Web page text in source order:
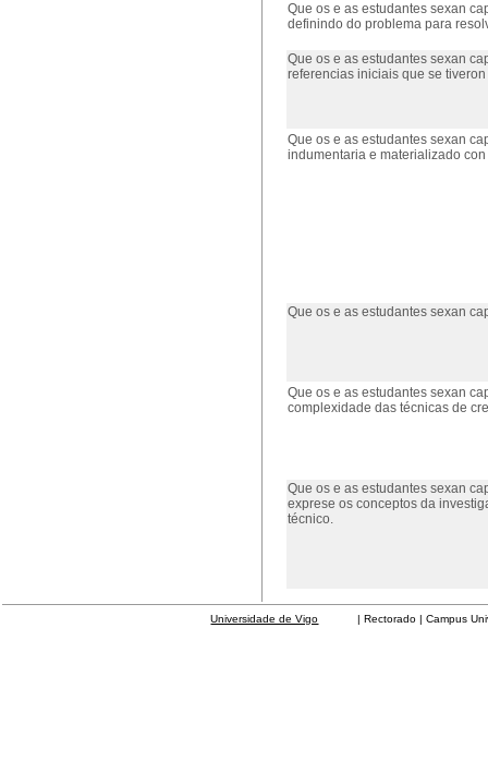
Que os e as estudantes sexan
definindo do problema para
Que os e as estudantes sexan
referencias iniciais que se
Que os e as estudantes sexan
indumentaria e materializado
Que os e as estudantes sexan
Que os e as estudantes sexan
complexidade das técnicas de
Que os e as estudantes sexan
exprese os conceptos da
técnico.
Universidade de Vigo | Rectorado | Campus